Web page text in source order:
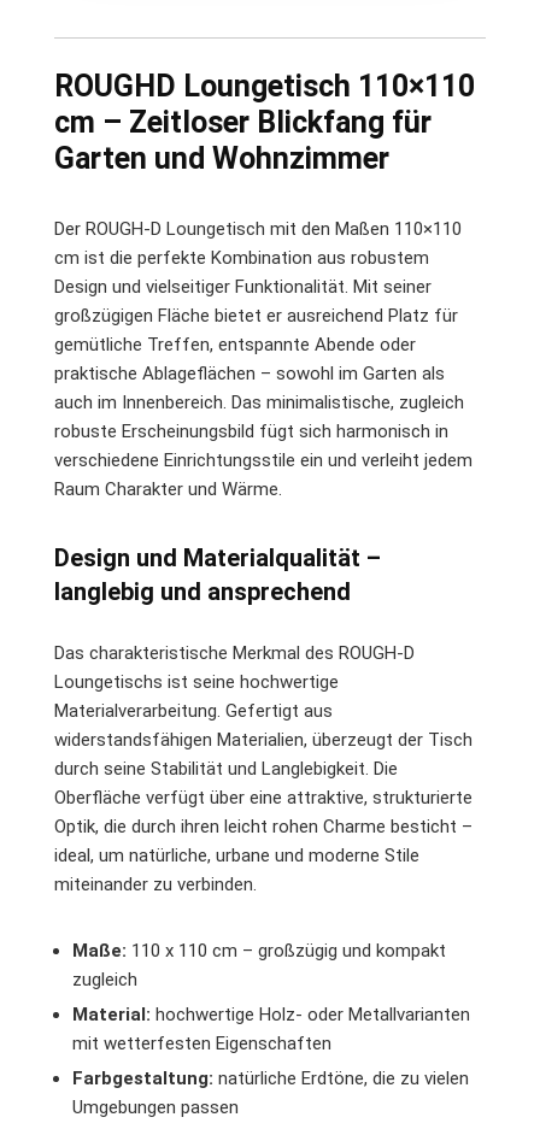
ROUGHD Loungetisch 110×110
cm – Zeitloser Blickfang für
Garten und Wohnzimmer
Der ROUGH-D Loungetisch mit den Maßen 110×110
cm ist die perfekte Kombination aus robustem
Design und vielseitiger Funktionalität. Mit seiner
großzügigen Fläche bietet er ausreichend Platz für
gemütliche Treffen, entspannte Abende oder
praktische Ablageflächen – sowohl im Garten als
auch im Innenbereich. Das minimalistische, zugleich
robuste Erscheinungsbild fügt sich harmonisch in
verschiedene Einrichtungsstile ein und verleiht jedem
Raum Charakter und Wärme.
Design und Materialqualität –
langlebig und ansprechend
Das charakteristische Merkmal des ROUGH-D
Loungetischs ist seine hochwertige
Materialverarbeitung. Gefertigt aus
widerstandsfähigen Materialien, überzeugt der Tisch
durch seine Stabilität und Langlebigkeit. Die
Oberfläche verfügt über eine attraktive, strukturierte
Optik, die durch ihren leicht rohen Charme besticht –
ideal, um natürliche, urbane und moderne Stile
miteinander zu verbinden.
Maße: 110 x 110 cm – großzügig und kompakt
zugleich
Material: hochwertige Holz- oder Metallvarianten
mit wetterfesten Eigenschaften
Farbgestaltung: natürliche Erdtöne, die zu vielen
Umgebungen passen